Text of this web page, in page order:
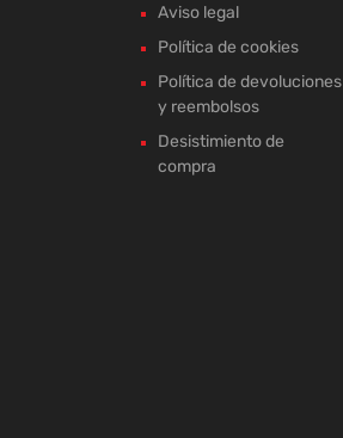
Aviso legal
Política de cookies
Política de devoluciones
y reembolsos
Desistimiento de
compra